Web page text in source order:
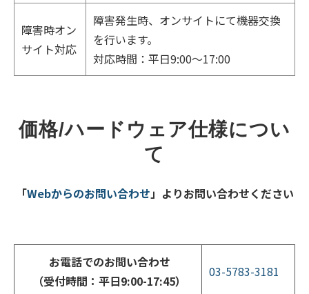
障害時オン
サイト対応
障害発生時、オンサイトにて機器交換
を行います。
対応時間：平日9:00～17:00
価格/ハードウェア仕様につい
て
「Webからのお問い合わせ」よりお問い合わせください
お電話でのお問い合わせ
（受付時間：平日9:00-17:45）
03-5783-3181